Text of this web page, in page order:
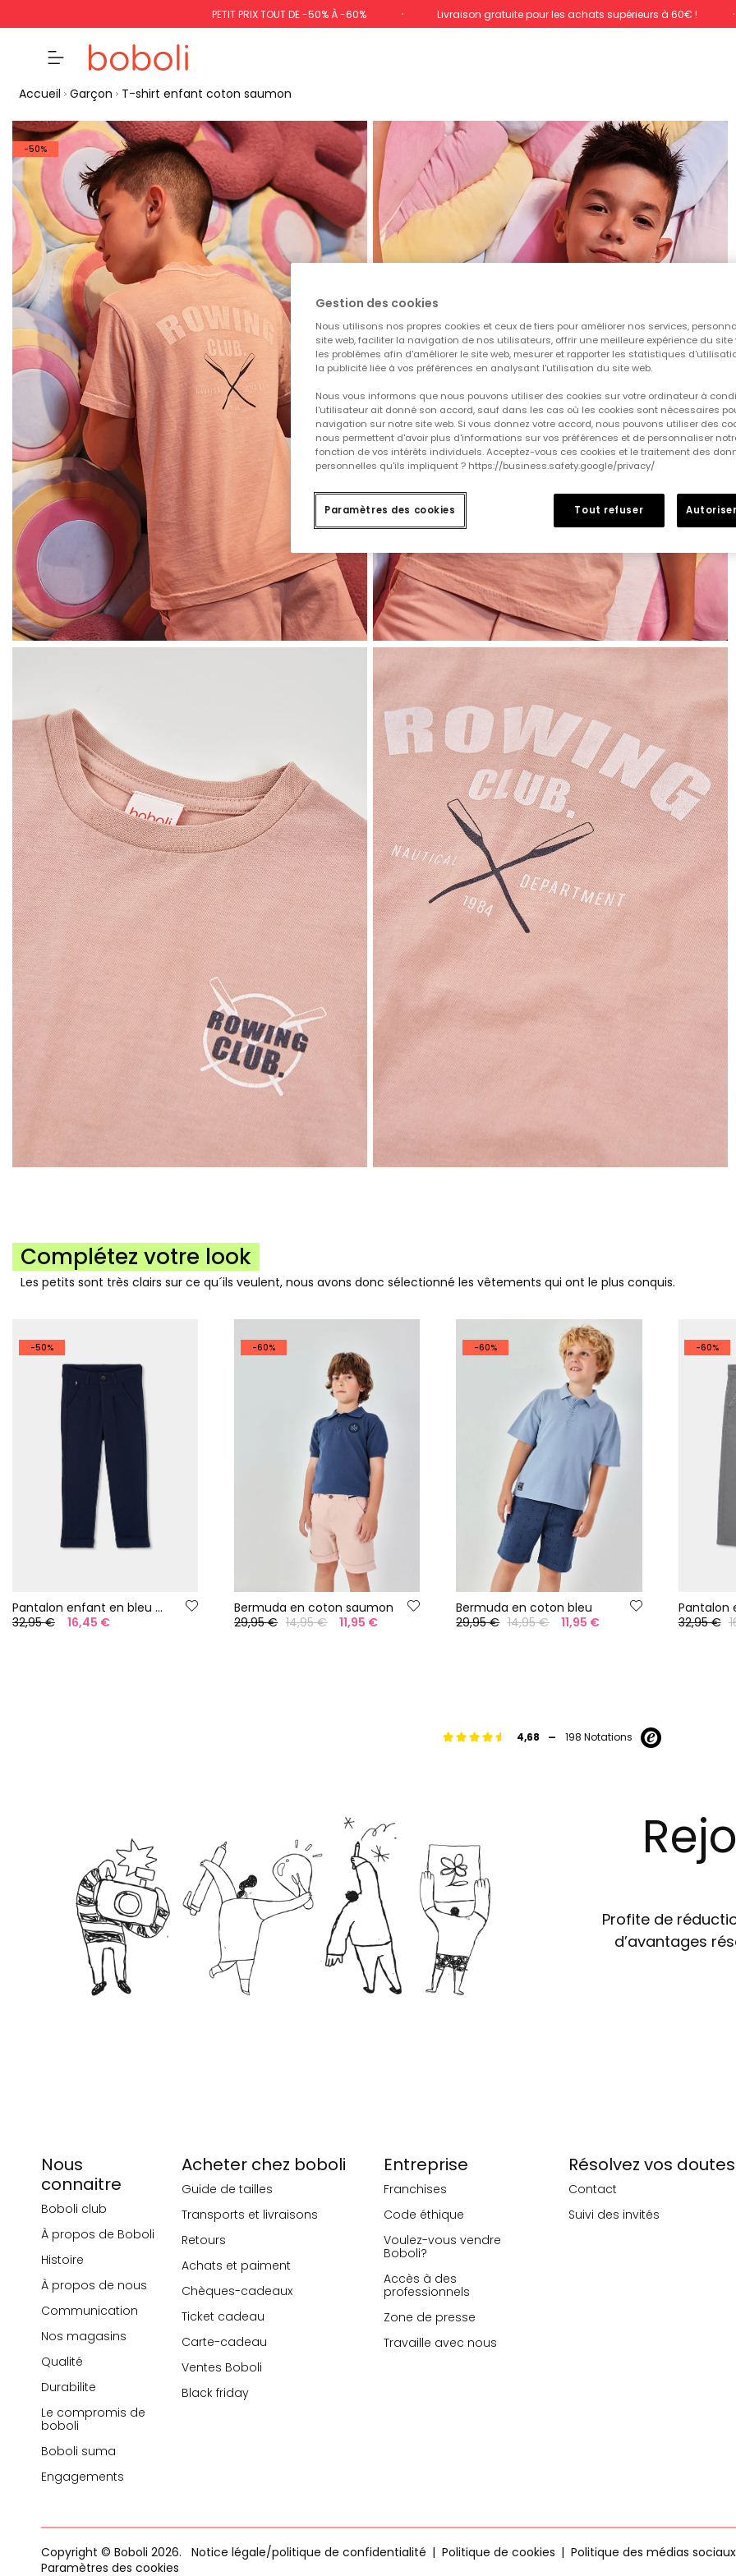
PETIT PRIX TOUT DE -50% À -60% Livraison gratuite pour les achats supérieurs à 60€ !
Accueil Garçon T-shirt enfant coton saumon
-50%
Complétez votre look
Les petits sont très clairs sur ce qu´ils veulent, nous avons donc sélectionné les vêtements qui ont le plus conquis.
-50%
Pantalon enfant en bleu marine
32,95 €
16,45 €
-60%
Bermuda en coton saumon
29,95 € 14,95 € 11,95 €
-60%
Bermuda en coton bleu
29,95 € 14,95 € 11,95 €
-60%
Pantalon
32,95 €
4,68 - 198 Notations
Profite de
d’avantages
Nous
connaitre
Boboli club
À propos de Boboli
Histoire
À propos de nous
Communication
Nos magasins
Qualité
Durabilite
Le compromis de
boboli
Boboli suma
Engagements
Acheter chez boboli
Guide de tailles
Transports et livraisons
Retours
Achats et paiment
Chèques-cadeaux
Ticket cadeau
Carte-cadeau
Ventes Boboli
Black friday
Entreprise
Franchises
Code éthique
Voulez-vous vendre
Boboli?
Accès à des
professionnels
Zone de presse
Travaille avec nous
Résolvez vos doutes
Contact
Suivi des invités
Copyright © Boboli 2026. Notice légale/politique de confidentialité Politique de cookies
Politique des médias sociaux
Paramètres des cookies
Gestion des cookies
Nous utilisons nos propres cookies et ceux de tiers pour améliorer nos services,
site web, faciliter la navigation de nos utilisateurs, offrir une meilleure expérience du site
les problèmes afin d'améliorer le site web, mesurer et rapporter les statistiques
la publicité liée à vos préférences en analysant l'utilisation du site web.
Nous vous informons que nous pouvons utiliser des cookies sur votre ordinateur à
l'utilisateur ait donné son accord, sauf dans les cas où les cookies sont nécessaires
navigation sur notre site web. Si vous donnez votre accord, nous pouvons utiliser des
nous permettent d'avoir plus d'informations sur vos préférences et de personnaliser
fonction de vos intérêts individuels. Acceptez-vous ces cookies et le traitement des
personnelles qu'ils impliquent ? https://business.safety.google/privacy/
Paramètres des cookies Tout refuser